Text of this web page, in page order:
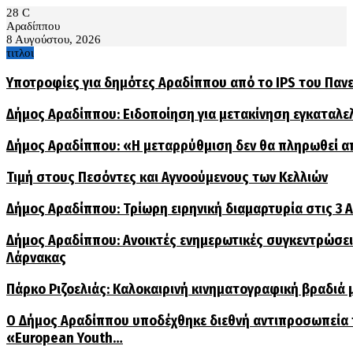
28 C
Αραδίππου
8 Αυγούστου, 2026
τιτλοι
Υποτροφίες για δημότες Αραδίππου από το IPS του
Δήμος Αραδίππου: Ειδοποίηση για μετακίνηση
Δήμος Αραδίππου: «Η μεταρρύθμιση δεν θα πληρωθεί
Τιμή στους Πεσόντες και Αγνοούμενους των Κελλιών
Δήμος Αραδίππου: Τρίωρη ειρηνική διαμαρτυρία στις 3
Δήμος Αραδίππου: Ανοικτές ενημερωτικές
Λάρνακας
Πάρκο Ριζοελιάς: Καλοκαιρινή κινηματογραφική
Ο Δήμος Αραδίππου υποδέχθηκε διεθνή
«European Youth…